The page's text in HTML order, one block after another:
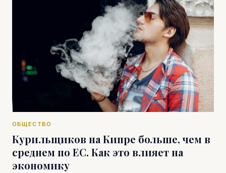
ОБЩЕСТВО
Курильщиков на Кипре больше, чем в
среднем по ЕС. Как это влияет на
экономику